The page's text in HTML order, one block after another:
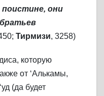
они
Тирмизи, 3258)
которую
от ‘Алькамы,
(да будет